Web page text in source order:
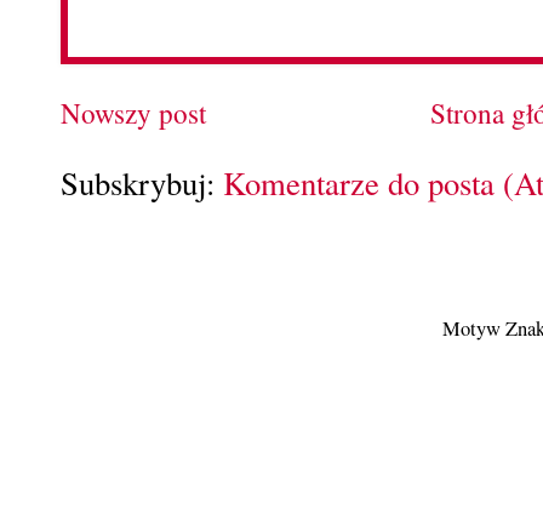
Nowszy post Strona
Subskrybuj: Komentarze do posta
Motyw